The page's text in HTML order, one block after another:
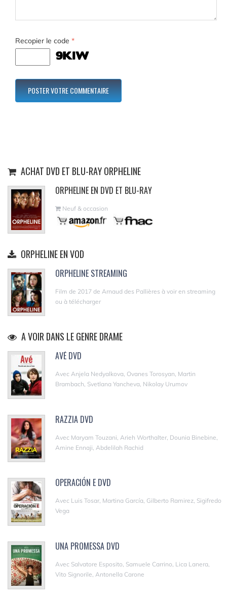
Recopier le code *
ACHAT DVD ET BLU-RAY ORPHELINE
ORPHELINE EN DVD ET BLU-RAY
Neuf & occasion
ORPHELINE EN VOD
ORPHELINE STREAMING
Film de 2017 de Arnaud des Pallières à voir en streaming
ou à télécharger
A VOIR DANS LE GENRE DRAME
AVÉ DVD
Avec Anjela Nedyalkova, Ovanes Torosyan, Martin
Brambach, Svetlana Yancheva, Nikolay Urumov
RAZZIA DVD
Avec Maryam Touzani, Arieh Worthalter, Dounia Binebine,
Amine Ennaji, Abdelilah Rachid
OPERACIÓN E DVD
Avec Luis Tosar, Martina García, Gilberto Ramirez, Sigifredo
Vega
UNA PROMESSA DVD
Avec Salvatore Esposito, Samuele Carrino, Lica Lanera,
Vito Signorile, Antonella Carone